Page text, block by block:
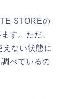
STOREの
す。ただ、
ない状態に
べているの